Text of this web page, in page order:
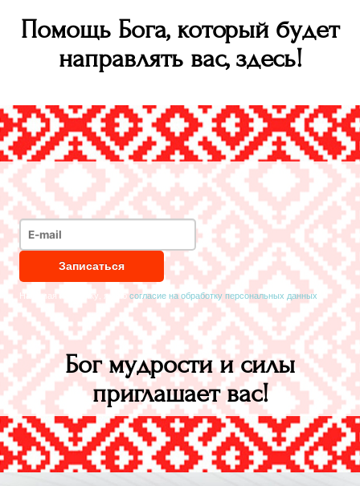
Помощь Бога, который будет
направлять вас, здесь!
Нажимая на кнопку, я даюсогласие на обработку персональных данных
Бог мудрости и силы
приглашает вас!